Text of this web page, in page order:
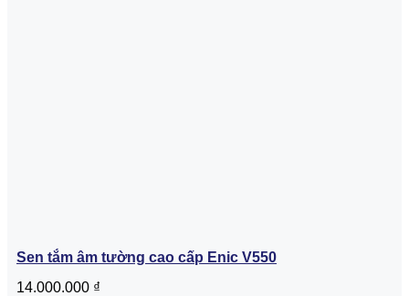
Sen tắm âm tường cao cấp Enic V550
14.000.000 ₫